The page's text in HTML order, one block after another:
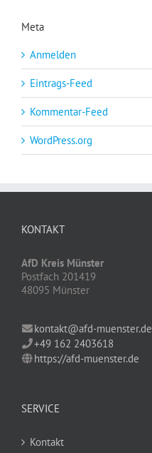
Meta
Anmelden
Eintrags-Feed
Kommentar-Feed
WordPress.org
KONTAKT
AfD Kreis Münster
Postfach 201419
48095 Münster
kontakt@afd-muenster.de
+49 162 2403618
https://afd-muenster.de
SERVICE
Kontakt